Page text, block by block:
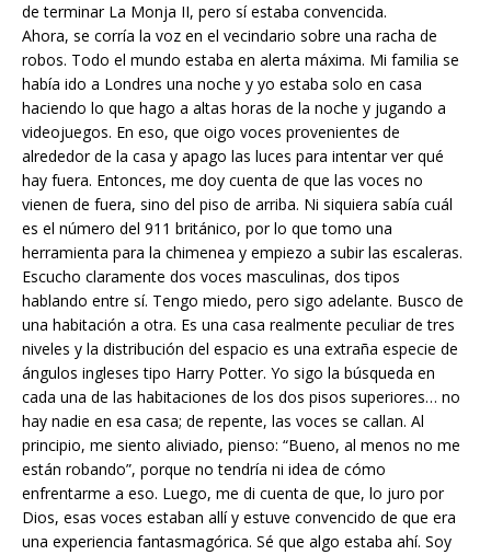
de terminar La Monja II, pero sí estaba convencida.
Ahora, se corría la voz en el vecindario sobre una racha de
robos. Todo el mundo estaba en alerta máxima. Mi familia se
había ido a Londres una noche y yo estaba solo en casa
haciendo lo que hago a altas horas de la noche y jugando a
videojuegos. En eso, que oigo voces provenientes de
alrededor de la casa y apago las luces para intentar ver qué
hay fuera. Entonces, me doy cuenta de que las voces no
vienen de fuera, sino del piso de arriba. Ni siquiera sabía cuál
es el número del 911 británico, por lo que tomo una
herramienta para la chimenea y empiezo a subir las escaleras.
Escucho claramente dos voces masculinas, dos tipos
hablando entre sí. Tengo miedo, pero sigo adelante. Busco de
una habitación a otra. Es una casa realmente peculiar de tres
niveles y la distribución del espacio es una extraña especie de
ángulos ingleses tipo Harry Potter. Yo sigo la búsqueda en
cada una de las habitaciones de los dos pisos superiores… no
hay nadie en esa casa; de repente, las voces se callan. Al
principio, me siento aliviado, pienso: “Bueno, al menos no me
están robando”, porque no tendría ni idea de cómo
enfrentarme a eso. Luego, me di cuenta de que, lo juro por
Dios, esas voces estaban allí y estuve convencido de que era
una experiencia fantasmagórica. Sé que algo estaba ahí. Soy